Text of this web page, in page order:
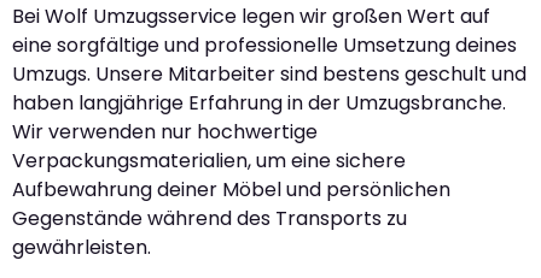
Bei Wolf Umzugsservice legen wir großen Wert auf
eine sorgfältige und professionelle Umsetzung deines
Umzugs. Unsere Mitarbeiter sind bestens geschult und
haben langjährige Erfahrung in der Umzugsbranche.
Wir verwenden nur hochwertige
Verpackungsmaterialien, um eine sichere
Aufbewahrung deiner Möbel und persönlichen
Gegenstände während des Transports zu
gewährleisten.